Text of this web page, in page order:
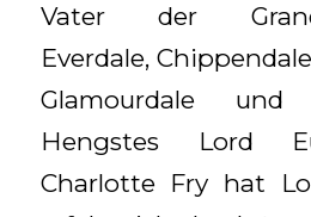
Vater der Grand-
Everdale,
Glamourdale
Hengstes Lord
Charlotte Fry hat